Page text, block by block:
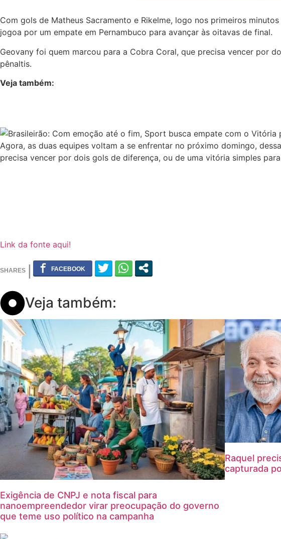
Com gols de Matheus Sacramento e Rikelme, logo nos primeiros
jogoa por um empate em Pernambuco para avançar às oitavas de final.
Geovany foi quem marcou para a Cobra Coral, que precisa vencer por
pênaltis.
Veja também:
Agora, as duas equipes voltam a se enfrentar no próximo domingo,
precisa vencer por dois gols de diferença, ou de uma vitória simples
Link da fonte aqui!
Veja também:
Exigência de CNPJ e nota fiscal para
nanoempreendedor virar preocupação do governo
que teme uso político na campanha
Raquel
capturada